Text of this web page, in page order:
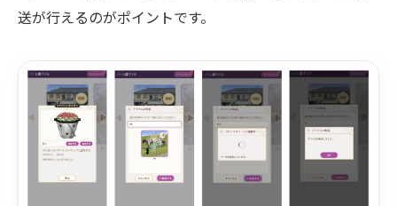
送が行えるのがポイントです。